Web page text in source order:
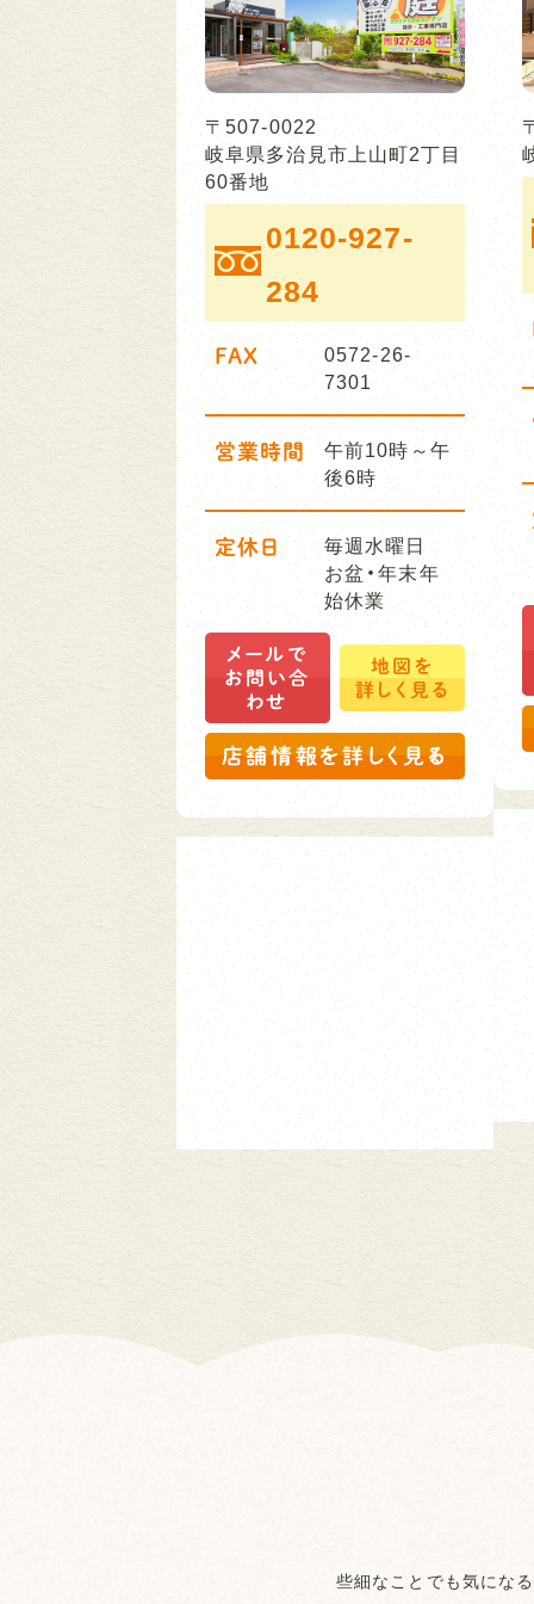
〒507-0022
岐阜県多治見市上山町2丁目
60番地
0120-927-
284
FAX
0572-26-
7301
営業時間
午前10時～午
後6時
定休日
毎週水曜日
お盆・年末年
始休業
メールで
お問い合
わせ
地図を
詳しく見る
店舗情報を詳しく見る
些細なことでも気にな